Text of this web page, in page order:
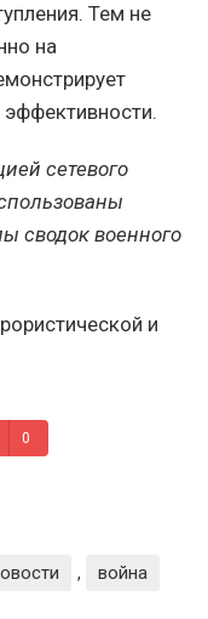
Тем не
на
сетевого
сводок военного
и
0
, война